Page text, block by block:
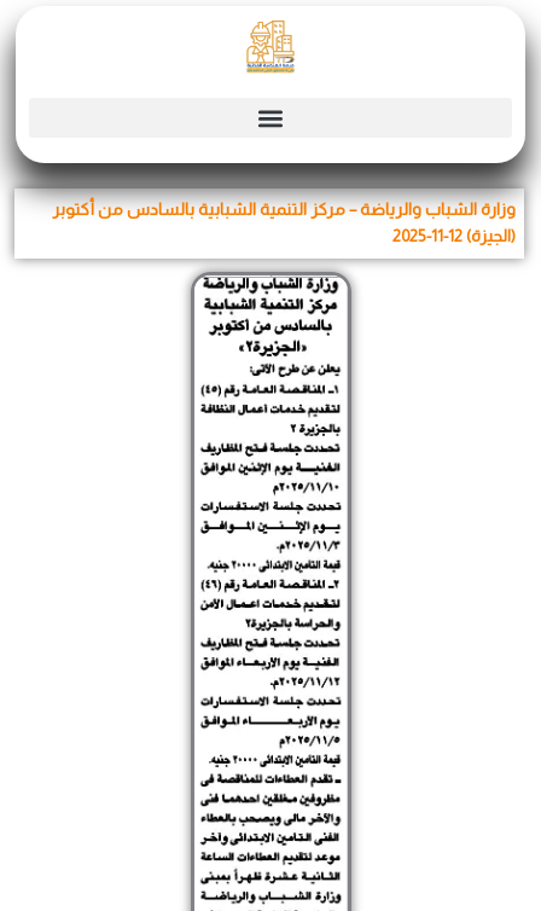
وزارة الشباب والرياضة – مركز التنمية الشبابية بالسادس من أكتوبر
(الجيزة) 12-11-2025